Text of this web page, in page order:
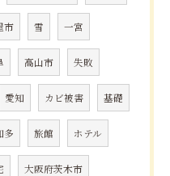
市 雪 一宮
高山市 失敗
愛知 カビ被害 基礎
多 旅館 ホテル
大阪府茨木市